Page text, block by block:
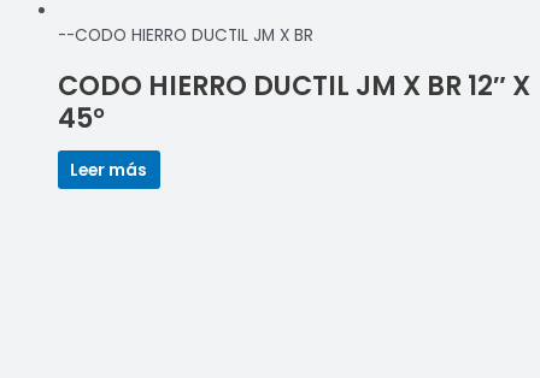
--CODO HIERRO DUCTIL JM X BR
CODO HIERRO DUCTIL JM X BR 12″ X
45°
Leer más